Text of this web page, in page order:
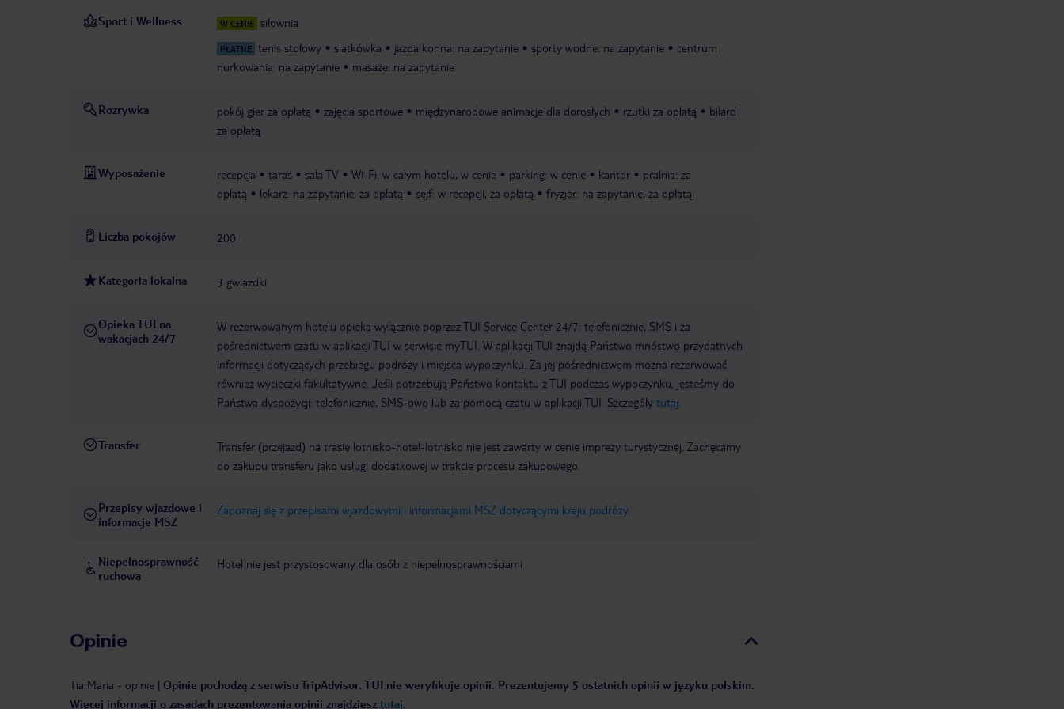
Sport i Wellness W CENIE siłownia
PŁATNE tenis stołowy siatkówka jazda konna: na zapytanie sporty wodne: na zapytanie
centrum
nurkowania: na zapytanie
masaże: na zapytanie
Rozrywka pokój gier za opłatą zajęcia sportowe międzynarodowe animacje dla dorosłych rzutki za opłatą
bilard
za opłatą
Wyposażenie recepcja taras sala TV Wi-Fi: w całym hotelu, w cenie parking: w cenie kantor
pralnia: za
opłatą
lekarz: na zapytanie, za opłatą sejf: w recepcji, za opłatą fryzjer: na zapytanie, za opłatą
Liczba pokojów 200
Kategoria lokalna 3 gwiazdki
Opieka TUI na
wakacjach 24/7
W rezerwowanym hotelu opieka wyłącznie poprzez TUI Service Center 24/7: telefonicznie, SMS i za
pośrednictwem czatu w aplikacji TUI w serwisie myTUI. W aplikacji TUI znajdą Państwo mnóstwo przydatnych
informacji dotyczących przebiegu podróży i miejsca wypoczynku. Za jej pośrednictwem można rezerwować
również wycieczki fakultatywne. Jeśli potrzebują Państwo kontaktu z TUI podczas wypoczynku, jesteśmy do
Państwa dyspozycji: telefonicznie, SMS-owo lub za pomocą czatu w aplikacji TUI. Szczegóły tutaj
Transfer
Transfer (przejazd) na trasie lotnisko-hotel-lotnisko nie jest zawarty w cenie imprezy turystycznej. Zachęcamy
do zakupu transferu jako usługi dodatkowej w trakcie procesu zakupowego.
Przepisy wjazdowe i
informacje MSZ
Zapoznaj się z przepisami wjazdowymi i informacjami MSZ dotyczącymi kraju podróży.
Niepełnosprawność
ruchowa
Hotel nie jest przystosowany dla osób z niepełnosprawnościami
Opinie
Tia Maria - opinie | Opinie pochodzą z serwisu TripAdvisor. TUI nie weryfikuje opinii. Prezentujemy 5 ostatnich opinii w języku polskim.
Więcej informacji o zasadach prezentowania opinii znajdziesz tutaj.